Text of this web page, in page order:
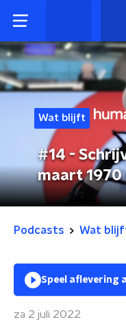
Wat blijft
#14 -
maart 1970
Podcasts Wat
Speel aflevering
za 2 juli 2022